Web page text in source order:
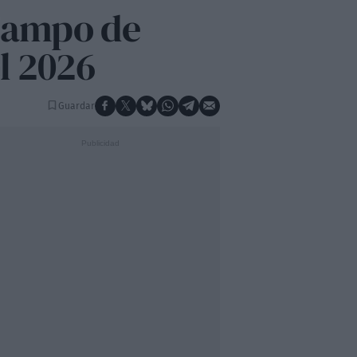
de
2026
Guardar